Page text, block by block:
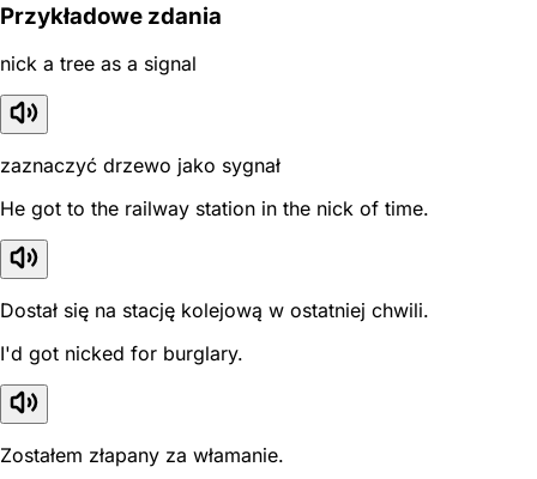
Przykładowe zdania
nick a tree as a signal
zaznaczyć drzewo jako sygnał
He got to the railway station in the nick of time.
Dostał się na stację kolejową w ostatniej chwili.
I'd got nicked for burglary.
Zostałem złapany za włamanie.